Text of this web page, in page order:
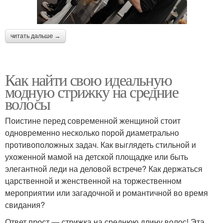
читать дальше →
Как найти свою идеальную
модную стрижку на средние
волосы
Поистине перед современной женщиной стоит
одновременно несколько порой диаметрально
противоположных задач. Как выглядеть стильной и
ухоженной мамой на детской площадке или быть
элегантной леди на деловой встрече? Как держаться
царственной и женственной на торжественном
мероприятии или загадочной и романтичной во время
свидания?